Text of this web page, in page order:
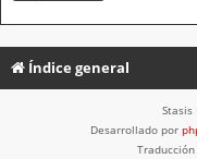
Índice general
Stasis
Desarrollado por